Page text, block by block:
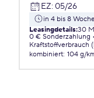
EZ: 05/26
in 4 bis 8
Leasingdetails:30
0 € Sonderzahlung
Kraftstoffverbrauch
kombiniert: 104 g/